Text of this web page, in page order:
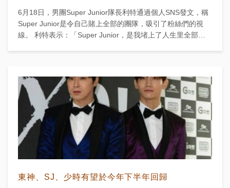
6月18日，男團Super Junior隊長利特通過個人SNS發文，稱
Super Junior是令自己賭上全部的團隊，吸引了粉絲們的視
線。 利特表示：「Super Junior，是我堵上了人生里全部的
東神、SJ、少時有望於今年下半年回歸